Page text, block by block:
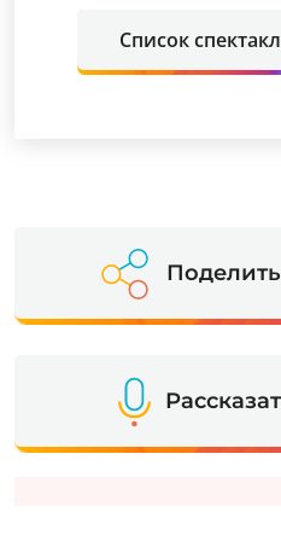
Список